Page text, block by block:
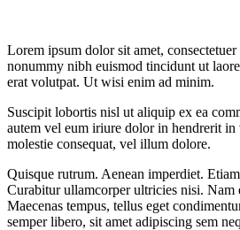
Lorem ipsum dolor sit amet,
nonummy nibh euismod tincidunt ut
erat volutpat. Ut wisi enim ad minim.
Suscipit lobortis nisl ut aliquip ex ea
autem vel eum iriure dolor in hendrerit in
molestie consequat, vel illum dolore.
Quisque rutrum. Aenean imperdiet.
Curabitur ullamcorper ultricies nisi. Nam
Maecenas tempus, tellus eget
semper libero, sit amet adipiscing sem